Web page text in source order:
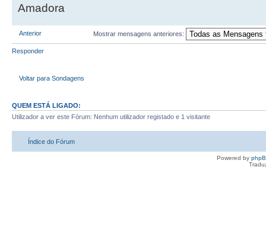
Amadora
Anterior Mostrar mensagens anteriores:
Responder
Voltar para Sondagens
QUEM ESTÁ LIGADO:
Utilizador a ver este Fórum: Nenhum utilizador registado e 1 visitante
Índice do Fórum
Powered by